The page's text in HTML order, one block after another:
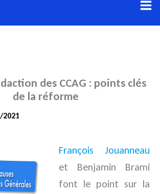
des CCAG : points clés
de la réforme
2021
François Jouanneau
et Benjamin Brami
font le point sur la